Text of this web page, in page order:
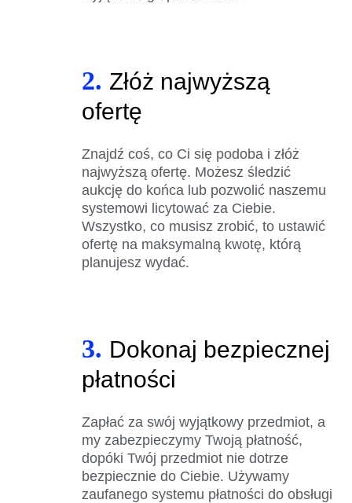
2. Złóż najwyższą
ofertę
Znajdź coś, co Ci się podoba i złóż
najwyższą ofertę. Możesz śledzić
aukcję do końca lub pozwolić naszemu
systemowi licytować za Ciebie.
Wszystko, co musisz zrobić, to ustawić
ofertę na maksymalną kwotę, którą
planujesz wydać.
3. Dokonaj bezpiecznej
płatności
Zapłać za swój wyjątkowy przedmiot, a
my zabezpieczymy Twoją płatność,
dopóki Twój przedmiot nie dotrze
bezpiecznie do Ciebie. Używamy
zaufanego systemu płatności do obsługi